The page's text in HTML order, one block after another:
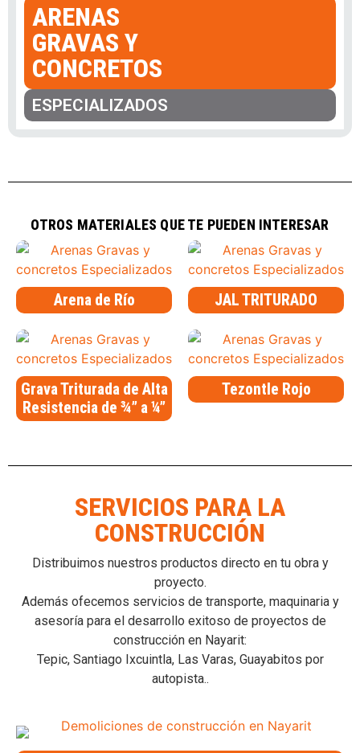
ARENAS
GRAVAS Y
CONCRETOS
ESPECIALIZADOS
OTROS MATERIALES QUE TE PUEDEN INTERESAR
Arena de Río JAL TRITURADO
Grava Triturada de Alta
Resistencia de ¾” a ¼”
Tezontle Rojo
SERVICIOS PARA LA
CONSTRUCCIÓN
Distribuimos nuestros productos directo en tu obra y
proyecto.
Además ofecemos servicios de transporte, maquinaria y
asesoría para el desarrollo exitoso de proyectos de
construcción en Nayarit:
Tepic, Santiago Ixcuintla, Las Varas, Guayabitos por
autopista..